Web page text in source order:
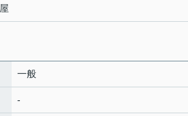
一般
-